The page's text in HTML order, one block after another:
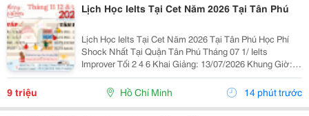
Lịch Học Ielts Tại Cet Năm 2026 Tại Tân Phú
Lịch Học Ielts Tại Cet Năm 2026 Tại Tân Phú Học Phí
Shock Nhất Tại Quận Tân Phú Tháng 07 1/ Ielts
Improver Tối 2 4 6 Khai Giảng: 13/07/2026 Khung Giờ:
18:00 Đến 21:00 Học Phí Ưu Đãi 5% Khi Đăng Ký 2/ Ielts
Basic Tối 3 5 7 Khai...
9 triệu Hồ Chí Minh 14 phút trước